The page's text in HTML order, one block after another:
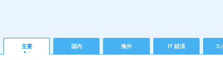
主要 国内 海外 IT 経済 ス